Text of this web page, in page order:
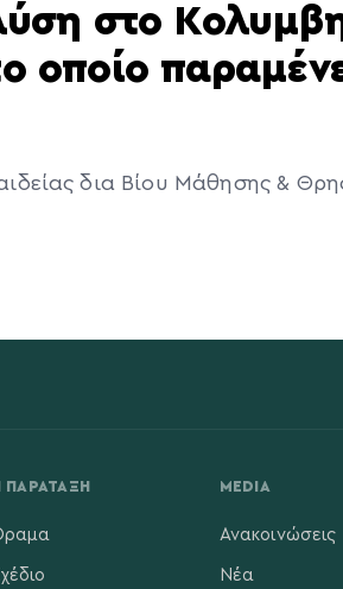
στο
οποίο
δια Βίου
ΠΑΡΆΤΑΞΗ MEDIA
Ανακοινώσεις
Νέα